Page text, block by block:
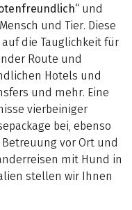
und
und Tier. Diese
die Tauglichkeit für
Route und
Hotels und
und mehr. Eine
vierbeiniger
bei, ebenso
vor Ort und
mit Hund in
stellen wir Ihnen